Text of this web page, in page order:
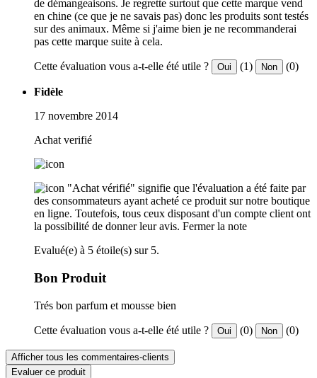
de démangeaisons. Je regrette surtout que cette marque vend
en chine (ce que je ne savais pas) donc les produits sont testés
sur des animaux. Même si j'aime bien je ne recommanderai
pas cette marque suite à cela.
Cette évaluation vous a-t-elle été utile ? Oui (1) Non (0)
Fidèle
17 novembre 2014
Achat verifié
"Achat vérifié" signifie que l'évaluation a été faite par
des consommateurs ayant acheté ce produit sur notre boutique
en ligne. Toutefois, tous ceux disposant d'un compte client ont
la possibilité de donner leur avis. Fermer la note
Evalué(e) à 5 étoile(s) sur 5.
Bon Produit
Trés bon parfum et mousse bien
Cette évaluation vous a-t-elle été utile ? Oui (0) Non (0)
Afficher tous les commentaires-clients
Evaluer ce produit